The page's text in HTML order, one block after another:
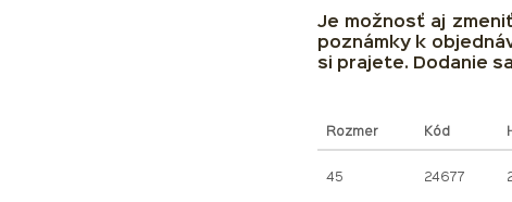
Je možnosť aj
poznámky k
si prajete. Dodanie
Rozmer Kód
45 24677